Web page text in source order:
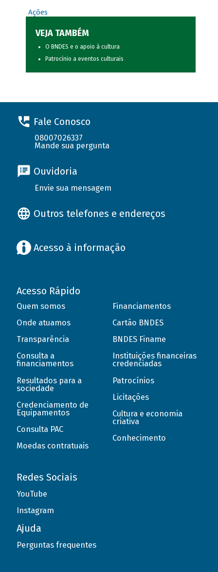
Ações
VEJA TAMBÉM
O BNDES e o apoio à cultura
Patrocínio a eventos culturais
Fale Conosco
08007026337
Mande sua pergunta
Ouvidoria
Envie sua mensagem
Outros telefones e endereços
Acesso à informação
Acesso Rápido
Quem somos
Onde atuamos
Transparência
Consulta a
financiamentos
Resultados para a
sociedade
Credenciamento de
Equipamentos
Consulta PAC
Moedas contratuais
Financiamentos
Cartão BNDES
BNDES Finame
Instituições financeiras
credenciadas
Patrocínios
Licitações
Cultura e economia
criativa
Conhecimento
Redes Sociais
YouTube
Instagram
Ajuda
Perguntas frequentes